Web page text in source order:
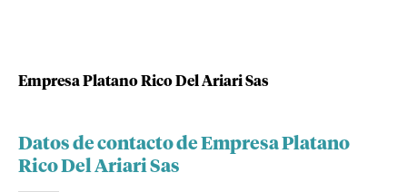
Empresa Platano Rico Del Ariari Sas
Datos de contacto de Empresa Platano
Rico Del Ariari Sas